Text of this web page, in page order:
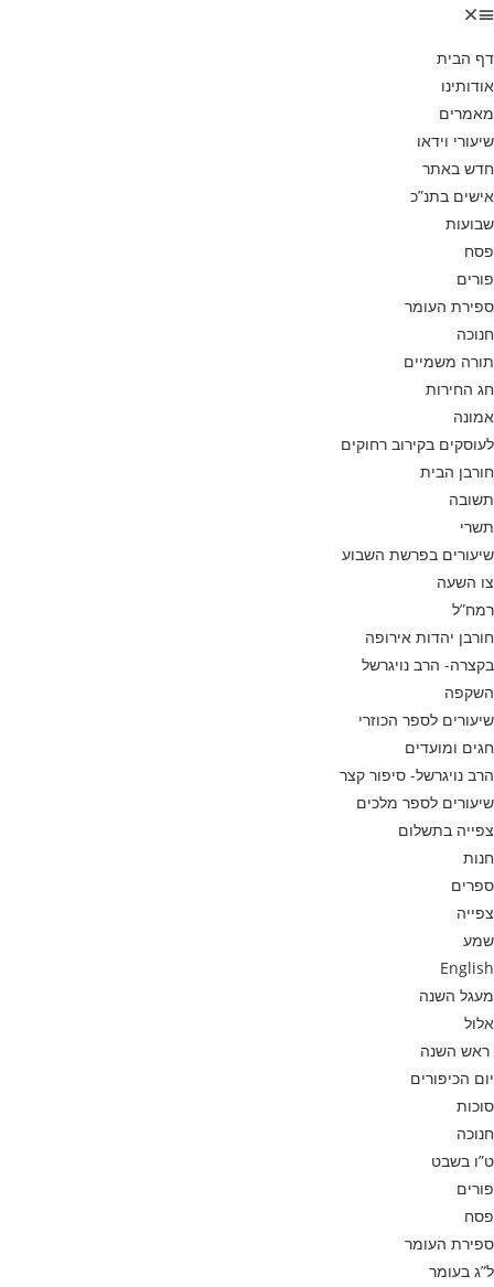
דף הבית
אודותינו
מאמרים
שיעורי וידאו
חדש באתר
אישים בתנ”כ
שבועות
פסח
פורים
ספירת העומר
חנוכה
תורה משמיים
חג החירות
אמונה
לעוסקים בקירוב רחוקים
חורבן הבית
תשובה
תשרי
שיעורים בפרשת השבוע
צו השעה
רמח”ל
חורבן יהדות אירופה
בקצרה- הרב נויגרשל
השקפה
שיעורים לספר הכוזרי
חגים ומועדים
הרב נויגרשל- סיפור קצר
שיעורים לספר מלכים
צפייה בתשלום
חנות
ספרים
צפייה
שמע
English
מעגל השנה
אלול
ראש השנה
יום הכיפורים
סוכות
חנוכה
ט”ו בשבט
פורים
פסח
ספירת העומר
ל”ג בעומר